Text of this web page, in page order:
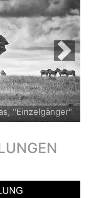
"Einzelgänger"
Next